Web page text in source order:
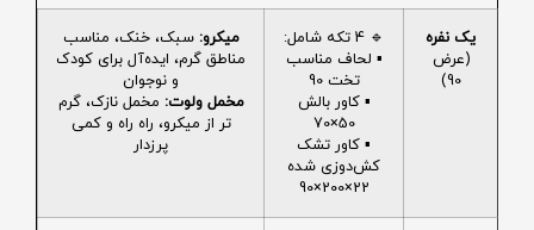
یک نفره
(عرض
90)
🔹 4 تکه شامل:
▪️ لحاف مناسب
تخت 90
▪️ کاور بالش
50×70
▪️ کاور تشک
کش‌دوزی شده
22×200×90
میکرو: سبک، خنک، مناسب
مناطق گرم، ایده‌آل برای کودک
و نوجوان
مخمل ولوت: مخمل نازک، گرم
تر از میکرو، راه راه و کمی
پرزدار